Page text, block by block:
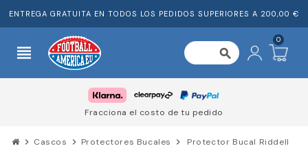
ENTREGA GRATUITA EN TODOS LOS PEDIDOS SUPERIORES A 200,00 €
view_headline search
0
Fracciona el costo de tu pedido
chevron_right Cascos chevron_right Protectores Bucales chevron_right Protector Bucal Riddell